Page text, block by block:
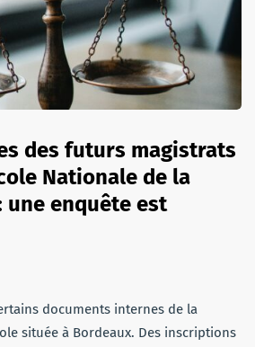
des futurs magistrats
Nationale de la
une enquête est
documents internes de la
située à Bordeaux. Des inscriptions